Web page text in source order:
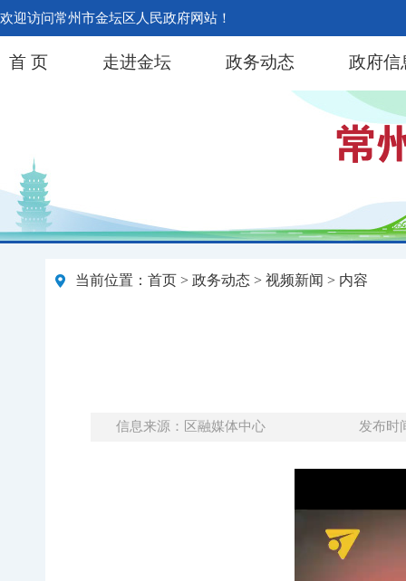
欢迎访问常州市金坛区人民政府网站！
首 页 走进金坛 政务动态 政府信
当前位置： 首页 > 政务动态 > 视频新闻 > 内容
信息来源：区融媒体中心 发布时